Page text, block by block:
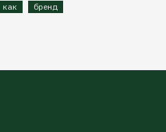
как бренд